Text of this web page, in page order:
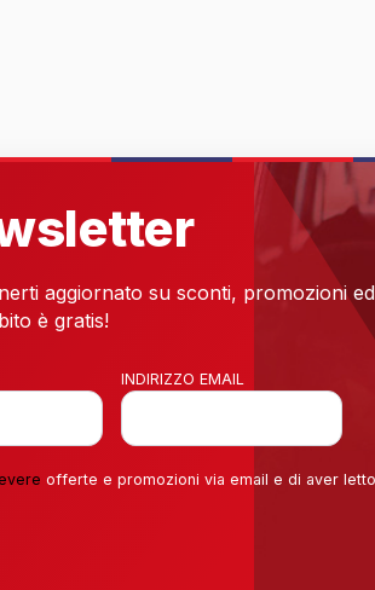
aggiornato su sconti, promozioni
è gratis!
INDIRIZZO EMAIL
offerte e promozioni via email e di aver letto